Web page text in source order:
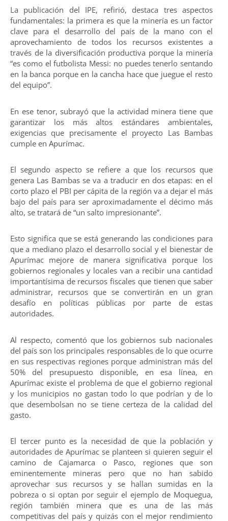
La publicación del IPE, refirió, destaca tres aspectos
fundamentales: la primera es que la minería es un factor
clave para el desarrollo del país de la mano con el
aprovechamiento de todos los recursos existentes a
través de la diversificación productiva porque la minería
“es como el futbolista Messi: no puedes tenerlo sentando
en la banca porque en la cancha hace que juegue el resto
del equipo”.
En ese tenor, subrayó que la actividad minera tiene que
garantizar los más altos estándares ambientales,
exigencias que precisamente el proyecto Las Bambas
cumple en Apurímac.
El segundo aspecto se refiere a que los recursos que
genera Las Bambas se va a traducir en dos etapas: en el
corto plazo el PBI per cápita de la región va a dejar el más
bajo del país para ser aproximadamente el décimo más
alto, se tratará de “un salto impresionante”.
Esto significa que se está generando las condiciones para
que a mediano plazo el desarrollo social y el bienestar de
Apurímac mejore de manera significativa porque los
gobiernos regionales y locales van a recibir una cantidad
importantísima de recursos fiscales que tienen que saber
administrar, recursos que se convertirán en un gran
desafío en políticas públicas por parte de estas
autoridades.
Al respecto, comentó que los gobiernos sub nacionales
del país son los principales responsables de lo que ocurre
en sus respectivas regiones porque administran más del
50% del presupuesto disponible, en esa línea, en
Apurímac existe el problema de que el gobierno regional
y los municipios no gastan todo lo que podrían y de lo
que desembolsan no se tiene certeza de la calidad del
gasto.
El tercer punto es la necesidad de que la población y
autoridades de Apurímac se planteen si quieren seguir el
camino de Cajamarca o Pasco, regiones que son
eminentemente mineras pero que no han sabido
aprovechar sus recursos y se hallan sumidas en la
pobreza o si optan por seguir el ejemplo de Moquegua,
región también minera que es una de las más
competitivas del país y quizás con el mejor rendimiento